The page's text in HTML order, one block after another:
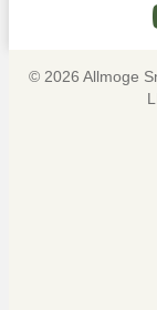
© 2026 Allmoge